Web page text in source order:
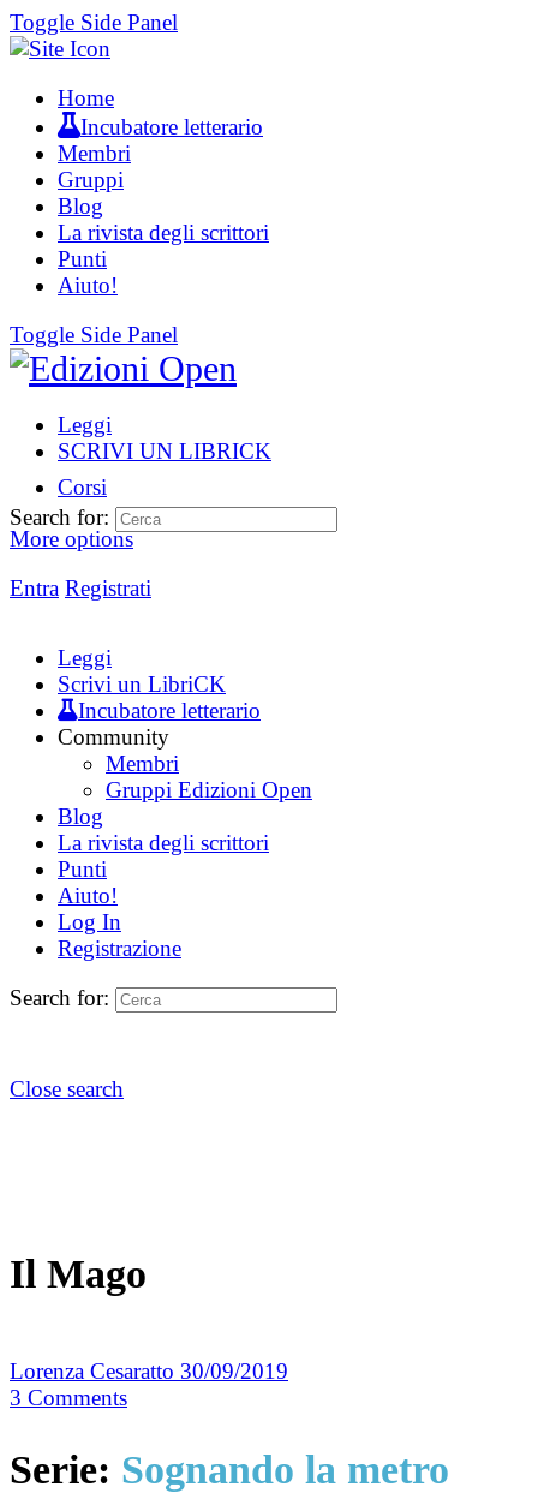
Toggle Side Panel
Home
Incubatore letterario
Membri
Gruppi
Blog
La rivista degli scrittori
Punti
Aiuto!
Toggle Side Panel
Leggi
SCRIVI UN LIBRICK
Corsi
More options
Entra Registrati
Search for:
Leggi
Scrivi un LibriCK
Incubatore letterario
Community
Membri
Gruppi Edizioni Open
Blog
La rivista degli scrittori
Punti
Aiuto!
Log In
Registrazione
Search for:
Close search
Il Mago
Lorenza Cesaratto 30/09/2019
3 Comments
Serie: Sognando la metro